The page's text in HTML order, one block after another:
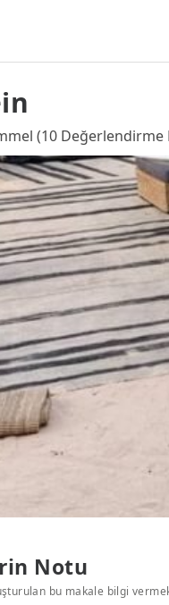
(10 Değerlendirme
Notu
bu makale bilgi